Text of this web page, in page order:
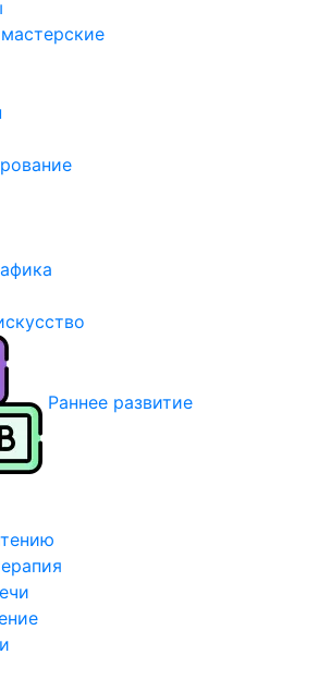
Раннее развитие